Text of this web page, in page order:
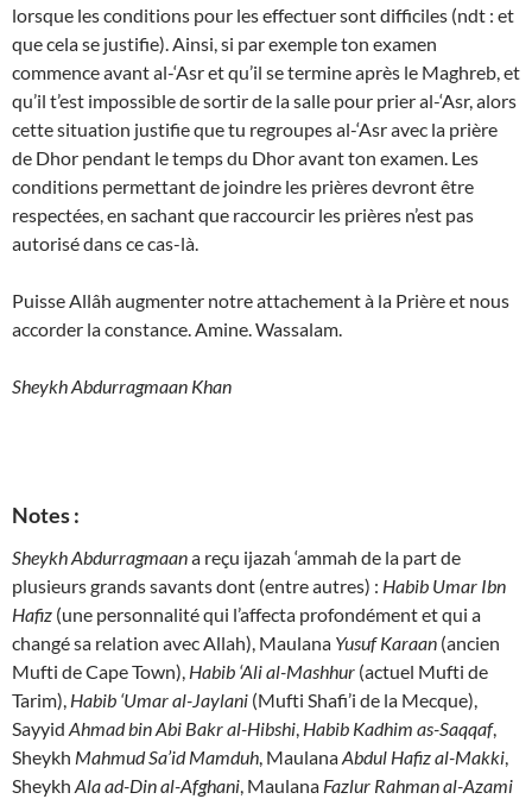
lorsque les conditions pour les effectuer sont difficiles (ndt : et
que cela se justifie). Ainsi, si par exemple ton examen
commence avant al-‘Asr et qu’il se termine après le Maghreb, et
qu’il t’est impossible de sortir de la salle pour prier al-‘Asr, alors
cette situation justifie que tu regroupes al-‘Asr avec la prière
de Dhor pendant le temps du Dhor avant ton examen. Les
conditions permettant de joindre les prières devront être
respectées, en sachant que raccourcir les prières n’est pas
autorisé dans ce cas-là.
Puisse Allâh augmenter notre attachement à la Prière et nous
accorder la constance. Amine. Wassalam.
Sheykh Abdurragmaan Khan
Notes :
Sheykh Abdurragmaana reçu ijazah ‘ammah de la part de
plusieurs grands savants dont (entre autres) : Habib Umar Ibn
Hafiz (une personnalité qui l’affecta profondément et qui a
changé sa relation avec Allah), Maulana Yusuf Karaan (ancien
Mufti de Cape Town), Habib ‘Ali al-Mashhur (actuel Mufti de
Tarim), Habib ‘Umar al-Jaylani (Mufti Shafi’i de la Mecque),
Sayyid Ahmad bin Abi Bakr al-Hibshi, Habib Kadhim as-Saqqaf,
Sheykh Mahmud Sa’id Mamduh, MaulanaAbdul Hafiz al-Makki,
Sheykh Ala ad-Din al-Afghani, Maulana Fazlur Rahman al-Azami